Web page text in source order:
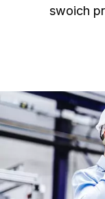
swoich